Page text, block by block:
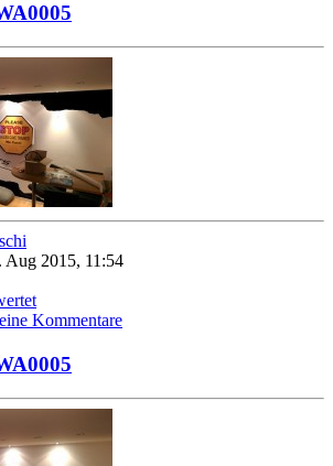
Aug 2015, 11:54
Kommentare